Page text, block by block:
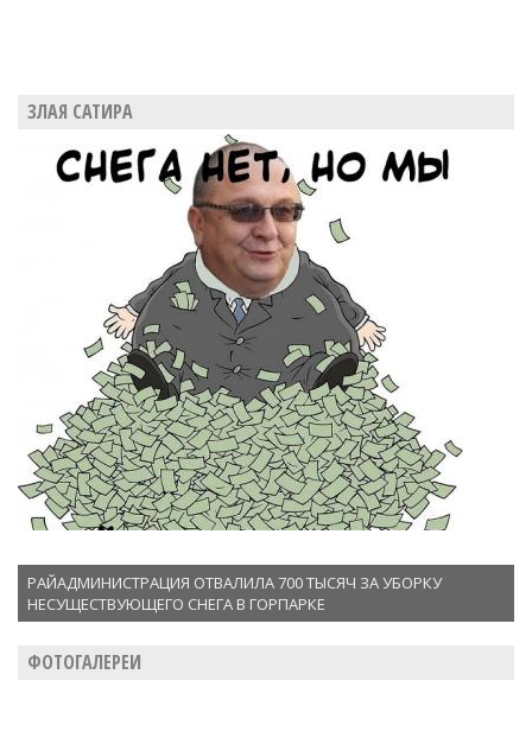
ЗЛАЯ САТИРА
РАЙАДМИНИСТРАЦИЯ ОТВАЛИЛА 700 ТЫСЯЧ ЗА УБОРКУ
НЕСУЩЕСТВУЮЩЕГО СНЕГА В ГОРПАРКЕ
ФОТОГАЛЕРЕИ